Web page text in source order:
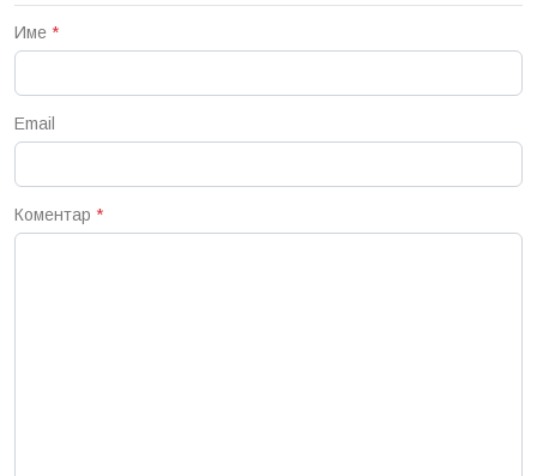
Име *
Email
Коментар *